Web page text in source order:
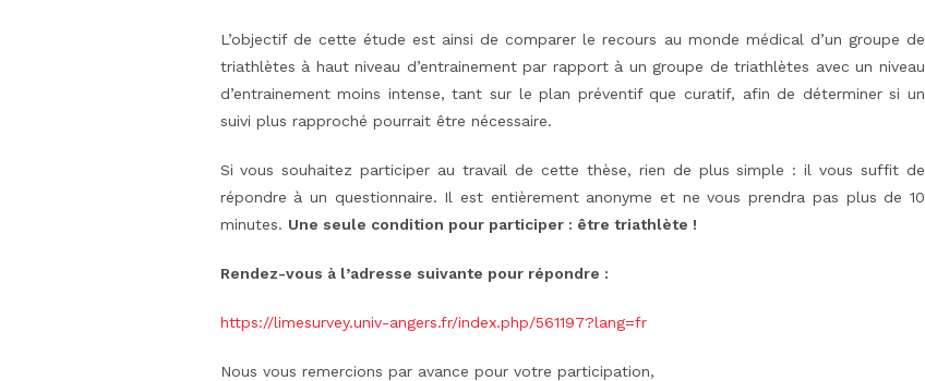
L’objectif de cette étude est ainsi de comparer le recours au monde médical d’un groupe de
triathlètes à haut niveau d’entrainement par rapport à un groupe de triathlètes avec un niveau
d’entrainement moins intense, tant sur le plan préventif que curatif, afin de déterminer si un
suivi plus rapproché pourrait être nécessaire.
Si vous souhaitez participer au travail de cette thèse, rien de plus simple : il vous suffit de
répondre à un questionnaire. Il est entièrement anonyme et ne vous prendra pas plus de 10
minutes. Une seule condition pour participer : être triathlète !
Rendez-vous à l’adresse suivante pour répondre :
https://limesurvey.univ-angers.fr/index.php/561197?lang=fr
Nous vous remercions par avance pour votre participation,